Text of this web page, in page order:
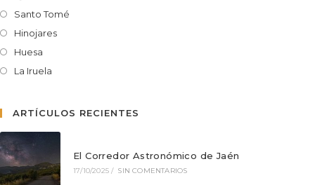
Santo Tomé
Hinojares
Huesa
La Iruela
ARTÍCULOS RECIENTES
El Corredor Astronómico de Jaén
17/10/2025 / SIN COMENTARIOS